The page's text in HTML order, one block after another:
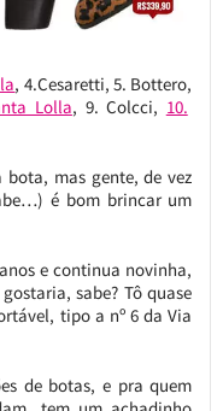
, 4.Cesaretti, 5. Bottero,
Lolla, 9. Colcci, 10.
bota, mas gente, de vez
é bom brincar um
e continua novinha,
sabe? Tô quase
tipo a nº 6 da Via
de botas, e pra quem